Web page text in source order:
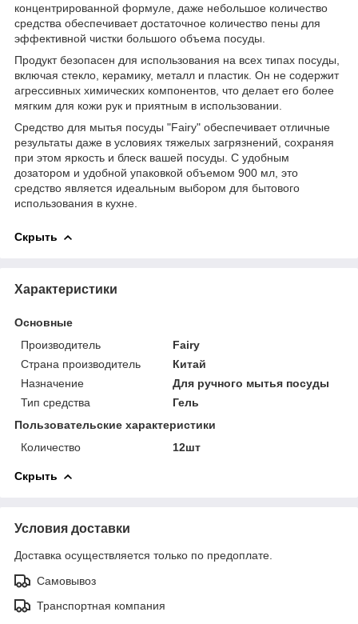
концентрированной формуле, даже небольшое количество
средства обеспечивает достаточное количество пены для
эффективной чистки большого объема посуды.
Продукт безопасен для использования на всех типах посуды,
включая стекло, керамику, металл и пластик. Он не содержит
агрессивных химических компонентов, что делает его более
мягким для кожи рук и приятным в использовании.
Средство для мытья посуды "Fairy" обеспечивает отличные
результаты даже в условиях тяжелых загрязнений, сохраняя
при этом яркость и блеск вашей посуды. С удобным
дозатором и удобной упаковкой объемом 900 мл, это
средство является идеальным выбором для бытового
использования в кухне.
Скрыть
Характеристики
Основные
Производитель
Fairy
Страна производитель
Китай
Назначение
Для ручного мытья посуды
Тип средства
Гель
Пользовательские характеристики
Количество
12шт
Скрыть
Условия доставки
Доставка осуществляется только по предоплате.
Самовывоз
Транспортная компания